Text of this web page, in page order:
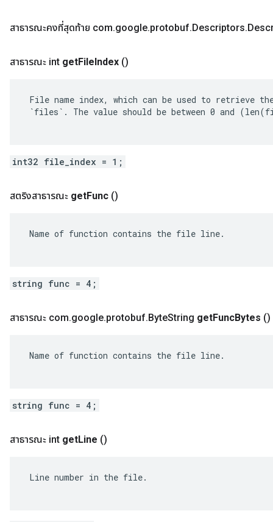
สาธารณะคงที่สุดท้าย com.google.protobuf.Descriptors.
สาธารณะ int getFileIndex ()
File name index, which can be used to retrieve
`files`. The value should be between 0 and
int32 file_index = 1;
สตริงสาธารณะ getFunc ()
Name of function contains the file line.
string func = 4;
สาธารณะ com.google.protobuf.ByteString getFuncBytes ()
Name of function contains the file line.
string func = 4;
สาธารณะ int getLine ()
Line number in the file.